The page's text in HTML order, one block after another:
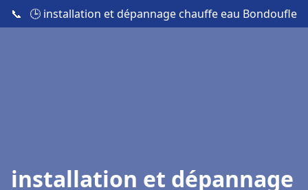
📞 🕒 installation et dépannage chauffe eau Bondoufle
installation et dépannage